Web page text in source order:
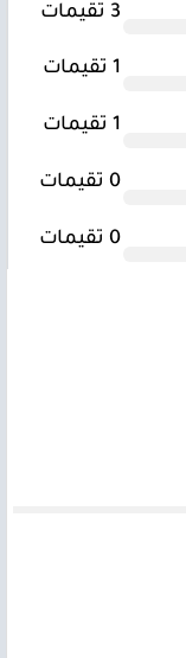
3 تقيمات
1 تقيمات
1 تقيمات
0 تقيمات
0 تقيمات